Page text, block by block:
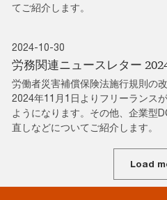
てご紹介します。
2024-10-30
労務関連ニュースレター
労働者災害補償保険法施行規則の改
2024年11月1日よりフリーランス
ようになります。その他、企業型
直しなどについてご紹介します。
Load